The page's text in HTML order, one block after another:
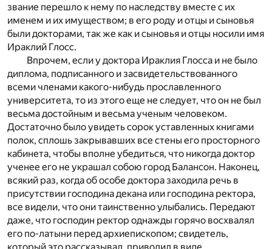
звание перешло к нему по наследству вместе с их
именем и их имуществом; в его роду и отцы и сыновья
были докторами, так же как и сыновья и отцы носили имя
Ираклий Глосс.
Впрочем, если у доктора Ираклия Глосса и не было
диплома, подписанного и засвидетельствованного
всеми членами какого-нибудь прославленного
университета, то из этого еще не следует, что он не был
весьма достойным и весьма ученым человеком.
Достаточно было увидеть сорок уставленных книгами
полок, сплошь закрывавших все стены его просторного
кабинета, чтобы вполне убедиться, что никогда доктор
ученее его не украшал собою город Балансон. Наконец,
всякий раз, когда об особе доктора заходила речь в
присутствии господина декана или господина ректора,
все видели, что они таинственно улыбались. Передают
даже, что господин ректор однажды горячо восхвалял
его по-латыни перед архиепископом; свидетель,
который это рассказывал, приводил в виде